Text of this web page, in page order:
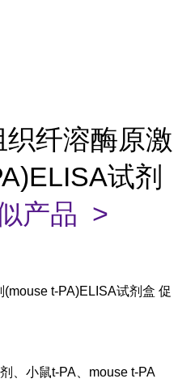
织纤溶酶原激
试剂
产品 >
t-PA)ELISA试剂盒 促
、小鼠t-PA、mouse t-PA